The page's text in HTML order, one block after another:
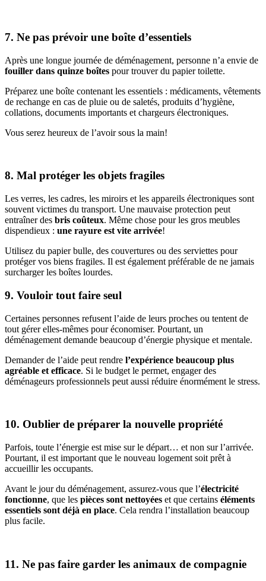
7. Ne pas prévoir une boîte d’essentiels
Après une longue journée de déménagement, personne n’a envie de
fouiller dans quinze boîtes pour trouver du papier toilette.
Préparez une boîte contenant les essentiels : médicaments, vêtements
de rechange en cas de pluie ou de saletés, produits d’hygiène,
collations, documents importants et chargeurs électroniques.
Vous serez heureux de l’avoir sous la main!
8. Mal protéger les objets fragiles
Les verres, les cadres, les miroirs et les appareils électroniques sont
souvent victimes du transport. Une mauvaise protection peut
entraîner des bris coûteux. Même chose pour les gros meubles
dispendieux : une rayure est vite arrivée!
Utilisez du papier bulle, des couvertures ou des serviettes pour
protéger vos biens fragiles. Il est également préférable de ne jamais
surcharger les boîtes lourdes.
9. Vouloir tout faire seul
Certaines personnes refusent l’aide de leurs proches ou tentent de
tout gérer elles-mêmes pour économiser. Pourtant, un
déménagement demande beaucoup d’énergie physique et mentale.
Demander de l’aide peut rendre l’expérience beaucoup plus
agréable et efficace. Si le budget le permet, engager des
déménageurs professionnels peut aussi réduire énormément le stress.
10. Oublier de préparer la nouvelle propriété
Parfois, toute l’énergie est mise sur le départ… et non sur l’arrivée.
Pourtant, il est important que le nouveau logement soit prêt à
accueillir les occupants.
Avant le jour du déménagement, assurez-vous que l’électricité
fonctionne, que les pièces sont nettoyées et que certains éléments
essentiels sont déjà en place. Cela rendra l’installation beaucoup
plus facile.
11. Ne pas faire garder les animaux de compagnie